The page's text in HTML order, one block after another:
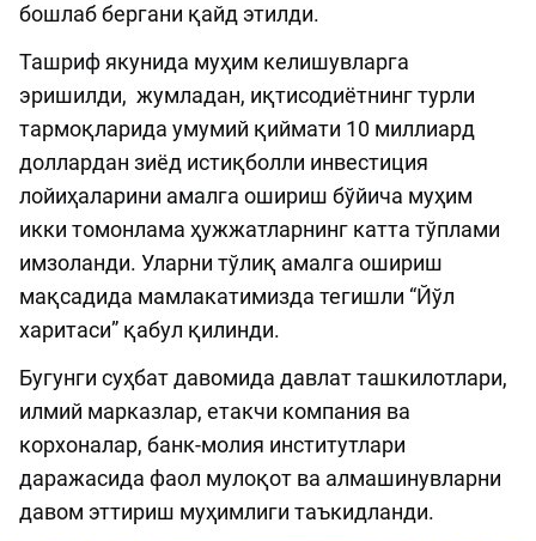
бошлаб бергани қайд этилди.
Ташриф якунида муҳим келишувларга
эришилди, жумладан, иқтисодиётнинг турли
тармоқларида умумий қиймати 10 миллиард
доллардан зиёд истиқболли инвестиция
лойиҳаларини амалга ошириш бўйича муҳим
икки томонлама ҳужжатларнинг катта тўплами
имзоланди. Уларни тўлиқ амалга ошириш
мақсадида мамлакатимизда тегишли “Йўл
харитаси” қабул қилинди.
Бугунги суҳбат давомида давлат ташкилотлари,
илмий марказлар, етакчи компания ва
корхоналар, банк-молия институтлари
даражасида фаол мулоқот ва алмашинувларни
давом эттириш муҳимлиги таъкидланди.